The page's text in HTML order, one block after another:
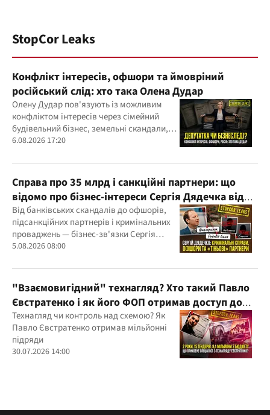
StopCor Leaks
Конфлікт інтересів, офшори та ймовріний
російський слід: хто така Олена Дудар
Олену Дудар пов'язують із можливим
конфліктом інтересів через сімейний
будівельний бізнес, земельні скандали,
судові справи
6.08.2026 17:20
Справа про 35 млрд і санкційні партнери: що
відомо про бізнес-інтереси Сергія Дядечка від
"Родовід Банку" до "ФАРМАСЕЛ"
Від банківських скандалів до офшорів,
підсанкційних партнерів і кримінальних
проваджень — бізнес-зв'язки Сергія
Дядечка й досі простягаються через
5.08.2026 08:00
"Взаємовигідний" технагляд? Хто такий Павло
Євстратенко і як його ФОП отримав доступ до
бюджетних мільйонів?
Технагляд чи контроль над схемою? Як
Павло Євстратенко отримав мільйонні
підряди
30.07.2026 14:00